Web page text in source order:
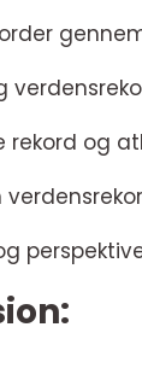
rekord og